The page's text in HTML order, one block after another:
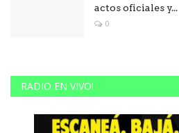
actos oficiales y...
0
RADIO EN VIVO!